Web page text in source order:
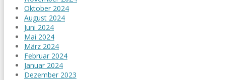
Oktober 2024
August 2024
Juni 2024
Mai 2024
März 2024
Februar 2024
Januar 2024
Dezember 2023